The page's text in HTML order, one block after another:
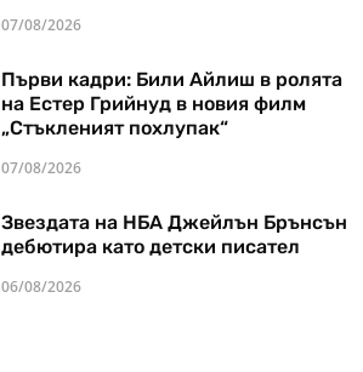
07/08/2026
Първи кадри: Били Айлиш в ролята
на Естер Грийнуд в новия филм
„Стъкленият похлупак“
07/08/2026
Звездата на НБА Джейлън Брънсън
дебютира като детски писател
06/08/2026